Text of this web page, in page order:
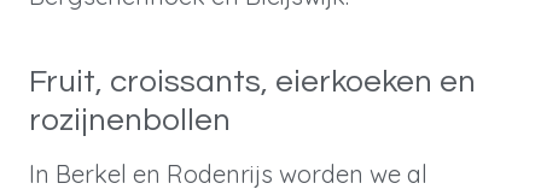
Fruit, croissants, eierkoeken en
rozijnenbollen
In Berkel en Rodenrijs worden we al